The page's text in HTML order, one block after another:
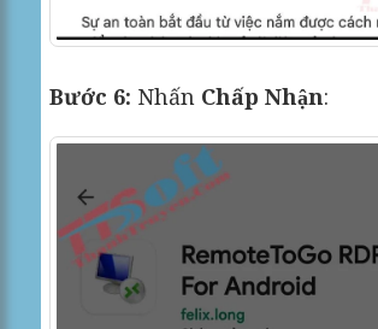
Bước 6: Nhấn Chấp Nhận: